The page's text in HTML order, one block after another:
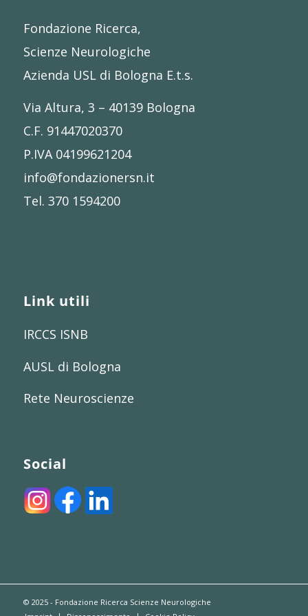
Fondazione Ricerca,
Scienze Neurologiche
Azienda USL di Bologna E.t.s.
Via Altura, 3 – 40139 Bologna
C.F. 91447020370
P.IVA 04199621204
info@fondazionersn.it
Tel. 370 1594200
Link utili
IRCCS ISNB
AUSL di Bologna
Rete Neuroscienze
Social
© 2025 - Fondazione Ricerca Scienze Neurologiche